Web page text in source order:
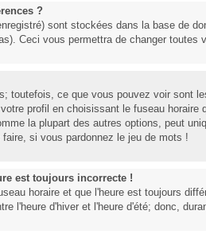
?
sont stockées dans la base de
Ceci vous permettra de changer toutes
toutefois, ce que vous pouvez voir sont
profil en choisissant le fuseau
la plupart des autres options, peut
si vous pardonnez le jeu de mots !
est toujours incorrecte !
horaire et que l'heure est toujours
l'heure d'hiver et l'heure d'été; donc,